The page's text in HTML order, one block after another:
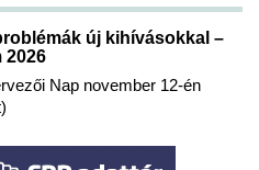
új kihívásokkal –
2026
Nap november 12-én